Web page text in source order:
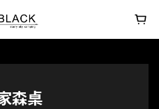
森桌